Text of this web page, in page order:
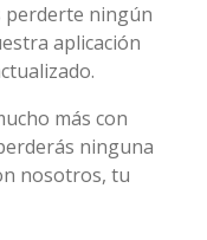
perderte ningún
aplicación
más con
ninguna
nosotros, tu